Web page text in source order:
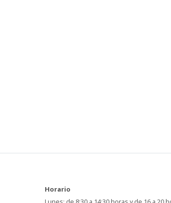
Horario